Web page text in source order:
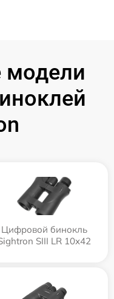
модели
Цифровой бинокль
SIII LR 10x42